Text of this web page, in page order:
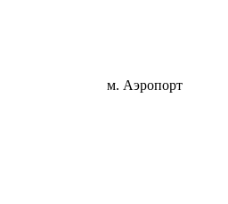
м. Аэропорт